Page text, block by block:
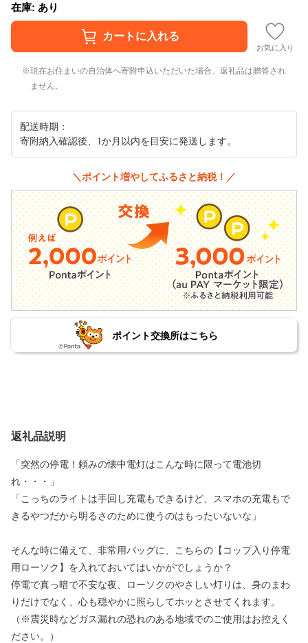
在庫: あり
お気に入り
現在お住まいの自治体へ寄附申込いただいた場合、返礼品は贈答され
ません。
配送時期：
寄附納入確認後、1か月以内を目安に発送します。
＼ポイント増やしてふるさと納税！／
ポイント交換所はこちら
返礼品説明
「突然の停電！頼みの懐中電灯はこんな時に限って電池切
れ・・・」
「こっちのライトは手回し充電もできるけど、スマホの充電もで
きるやつだから明るさのために使うのはもったいないな」
そんな時に備えて、非常用バッグに、こちらの【コップ入り停電
用ローソク】を入れておいてはいかがでしょうか？
停電で真っ暗で不安な夜、ローソクのやさしい灯りは、身のまわ
りだけでなく、心も穏やかに照らしてホッとさせてくれます。
（※震災時などガス漏れの恐れのある地域でのご使用はお控えく
ださい。）